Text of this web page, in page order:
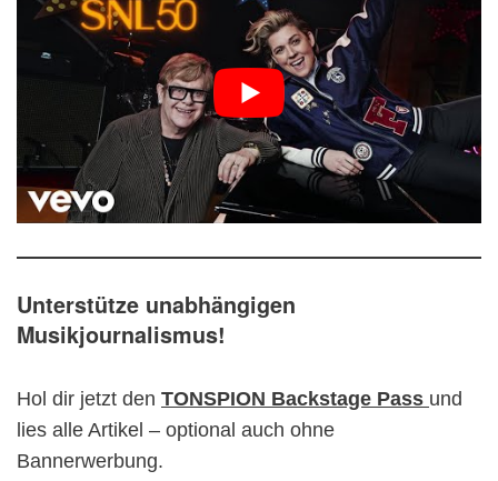
Unterstütze unabhängigen
Musikjournalismus!
Hol dir jetzt den TONSPION Backstage Pass und
lies alle Artikel – optional auch ohne
Bannerwerbung.